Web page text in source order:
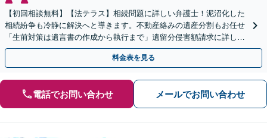
【初回相談無料】【法テラス】相続問題に詳しい弁護士！泥沼化した
相続紛争も冷静に解決へと導きます。不動産絡みの遺産分割もお任せ
「生前対策は遺言書の作成から執行まで」遺留分侵害額請求に詳しい
【夜間・休日面談】【電話相談】【淀屋橋駅・北浜駅5分】
料金表を見る
電話でお問い合わせ メールでお問い合わせ